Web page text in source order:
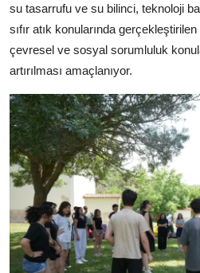
su tasarrufu ve su bilinci, teknoloji
sıfır atık konularında
çevresel ve sosyal sorumluluk
artırılması amaçlanıyor.